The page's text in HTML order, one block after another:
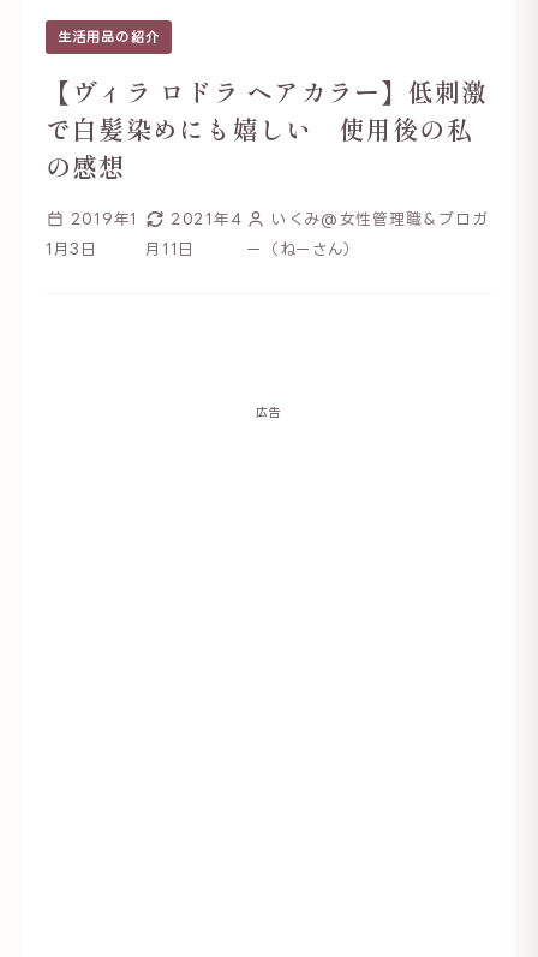
生活用品の紹介
【ヴィラ ロドラ ヘアカラー】低刺激
で白髪染めにも嬉しい 使用後の私
の感想
2019年1
1月3日
2021年4
月11日
いくみ@女性管理職＆ブロガ
ー（ねーさん）
広告